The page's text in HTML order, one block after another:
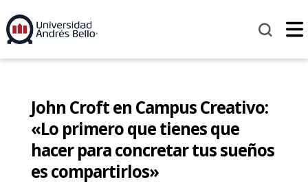
John Croft en Campus Creativo:
«Lo primero que tienes que
hacer para concretar tus sueños
es compartirlos»